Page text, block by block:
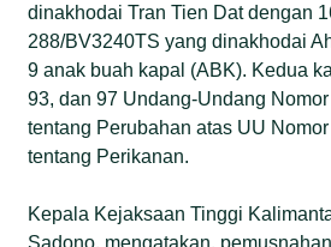
dinakhodai Tran Tien Dat dengan
288/BV3240TS yang dinakhodai
9 anak buah kapal (ABK). Kedua
93, dan 97 Undang-Undang
tentang Perubahan atas UU
tentang Perikanan.
Kepala Kejaksaan Tinggi
Sadono, mengatakan,